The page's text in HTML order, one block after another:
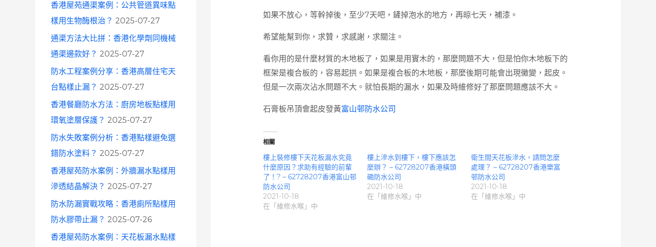
香港屋苑通渠案例：公共管道異味點
樣用生物酶根治？ 2025-07-27
通渠方法大比拼：香港化學劑同機械
通渠邊款好？ 2025-07-27
防水工程案例分享：香港高層住宅天
台點樣止漏？ 2025-07-27
香港餐廳防水方法：廚房地板點樣用
環氧塗層保護？ 2025-07-27
防水失敗案例分析：香港點樣避免選
錯防水塗料？ 2025-07-27
香港屋苑防水案例：外牆漏水點樣用
滲透結晶解決？ 2025-07-27
防水防漏實戰攻略：香港廁所點樣用
防水膠帶止漏？ 2025-07-26
香港屋苑防水案例：天花板漏水點樣
如果不放心，等幹掉後，至少7天吧，鏟掉泡水的地方，再晾七天，補漆。
希望能幫到你，求贊，求感謝，求關注。
看你用的是什麼材質的木地板了，如果是用實木的，那麼問題不大，但是怕你木地板下的
框架是複合板的，容易起拱。如果是複合板的木地板，那麼後期可能會出現黴變，起皮。
但是一次兩次沾水問題不大。就怕長期的漏水，如果及時維修好了那麼問題應該不大。
石膏板吊頂會起皮發黃富山邨防水公司
相關
樓上裝修樓下天花板漏水究竟
什麼原因？求助有經驗的前輩
了！? – 62728207香港富山邨
防水公司
2021-10-18
在「維修水喉」中
樓上滲水到樓下，樓下應該怎
麼辦？ – 62728207香港橫頭
磡防水公司
2021-10-18
在「維修水喉」中
衛生間天花板滲水，請問怎麼
處理？ – 62728207香港樂富
邨防水公司
2021-10-18
在「維修水喉」中